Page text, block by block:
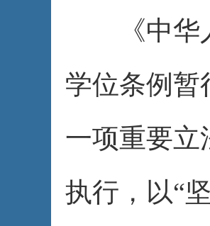
《中华人
学位条例暂
一项重要立
执行，以“